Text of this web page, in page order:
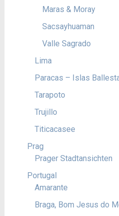
Maras & Moray
Sacsayhuaman
Valle Sagrado
Lima
Paracas – Islas
Tarapoto
Trujillo
Titicacasee
Prag
Prager Stadtansichten
Portugal
Amarante
Braga, Bom Jesus do